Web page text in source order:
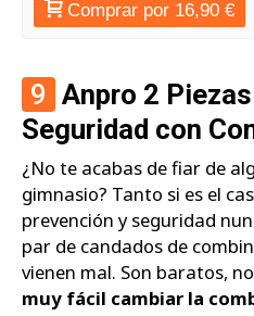
Comprar por 16,90 €
9 Anpro 2
Seguridad con
¿No te acabas de fiar de
gimnasio? Tanto si es el
prevención y seguridad
par de candados de
vienen mal. Son baratos,
muy fácil cambiar la